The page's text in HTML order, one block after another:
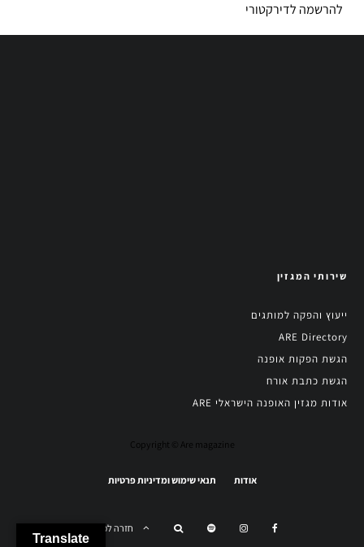
להרשמה לדירקטורי
שירותי המגזין
ייעוץ והפקה למותגים
ARE Directory
הגשת הפקות אופנה
הגשת כתבת אורח
אודות מגזין האופנה הישראלי ARE
Copyright © Are magazine
אודות תנאי שימוש ומדיניות פרטיות
חזרה למעלה
Translate